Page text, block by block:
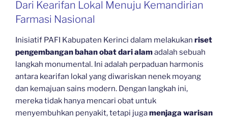
Dari Kearifan Lokal Menuju Kemandirian
Farmasi Nasional
Inisiatif PAFI Kabupaten Kerinci dalam melakukan riset
pengembangan bahan obat dari alamadalah sebuah
langkah monumental. Ini adalah perpaduan harmonis
antara kearifan lokal yang diwariskan nenek moyang
dan kemajuan sains modern. Dengan langkah ini,
mereka tidak hanya mencari obat untuk
menyembuhkan penyakit, tetapi jugamenjaga warisan